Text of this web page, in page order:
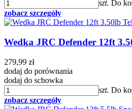
szt. Do
zobacz szczegóły
Wedka JRC Defender 12ft
279,99 zł
dodaj do porównania
dodaj do schowka
szt. Do
zobacz szczegóły